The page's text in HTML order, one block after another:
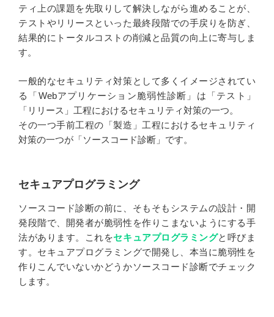
ティ上の課題を先取りして解決しながら進めることが、
テストやリリースといった最終段階での手戻りを防ぎ、
結果的にトータルコストの削減と品質の向上に寄与しま
す。
一般的なセキュリティ対策として多くイメージされてい
る「Webアプリケーション脆弱性診断」は「テスト」
「リリース」工程におけるセキュリティ対策の一つ。
その一つ手前工程の「製造」工程におけるセキュリティ
対策の一つが「ソースコード診断」です。
セキュアプログラミング
ソースコード診断の前に、そもそもシステムの設計・開
発段階で、開発者が脆弱性を作りこまないようにする手
法があります。これをセキュアプログラミングと呼びま
す。セキュアプログラミングで開発し、本当に脆弱性を
作りこんでいないかどうかソースコード診断でチェック
します。